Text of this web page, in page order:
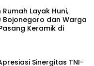
Layak Huni,
Bojonegoro dan Warga
Keramik di
Sinergitas TNI-